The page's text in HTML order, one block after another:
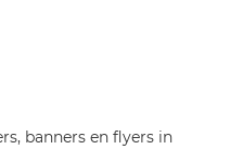
banners en flyers in